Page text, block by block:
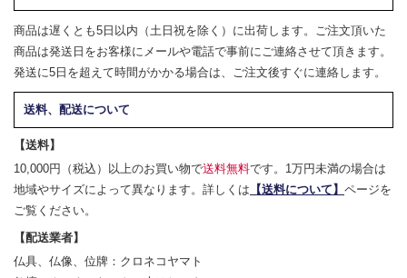
商品は遅くとも5日以内（土日祝を除く）に出荷します。ご注文頂いた
商品は発送日をお客様にメールや電話で事前にご連絡させて頂きます。
発送に5日を超えて時間がかかる場合は、ご注文後すぐに連絡します。
送料、配送について
【送料】
10,000円（税込）以上のお買い物で送料無料です。1万円未満の場合は
地域やサイズによって異なります。詳しくは 【送料について】 ページを
ご覧ください。
【配送業者】
仏具、仏像、位牌：クロネコヤマト